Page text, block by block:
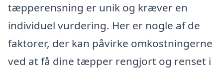
tæpperensning er unik og kræver en
individuel vurdering. Her er nogle af de
faktorer, der kan påvirke omkostningerne
ved at få dine tæpper rengjort og renset i